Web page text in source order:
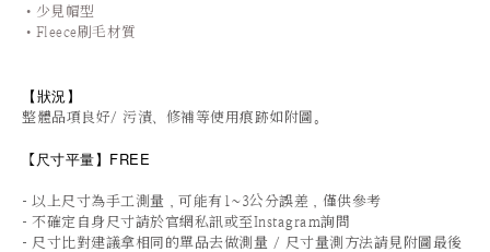
•少見帽型
•Fleece刷毛材質
【狀況】
整體品項良好/ 污漬、修補等使用痕跡如附圖。
【 尺寸平量】FREE
- 以上尺寸為手工測量，可能有1~3公分誤差，僅供參考
- 不確定自身尺寸請於官網私訊或至Instagram詢問
- 尺寸比對建議拿相同的單品去做測量 / 尺寸量測方法請見附圖最後